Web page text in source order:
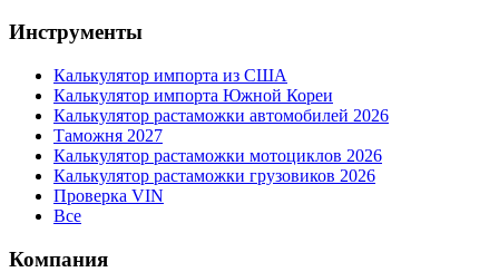
Инструменты
Калькулятор импорта из США
Калькулятор импорта Южной Кореи
Калькулятор растаможки автомобилей 2026
Таможня 2027
Калькулятор растаможки мотоциклов 2026
Калькулятор растаможки грузовиков 2026
Проверка VIN
Все
Компания